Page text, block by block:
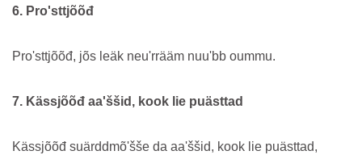
6. Proʹsttjõõđ
Proʹsttjõõđ, jõs leäk neuʹrrääm nuuʹbb oummu.
7. Kässjõõđ aaʹššid, kook lie puästtad
Kässjõõđ suärddmõʹšše da aaʹššid, kook lie puästtad,